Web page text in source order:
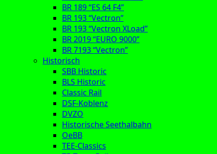
BR 189 “ES 64 F4”
BR 193 “Vectron”
BR 193 “Vectron XLoad”
BR 2019 “EURO 9000”
BR 7193 “Vectron”
Historisch
SBB Historic
BLS Historic
Classic Rail
DSF-Koblenz
DVZO
Historische Seethalbahn
OeBB
TEE-Classics